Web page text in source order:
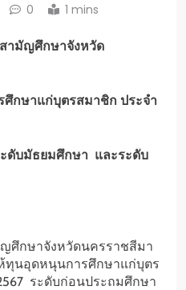
0 1 mins
ามัญศึกษาจังหวัด
กษาแก่บุตรสมาชิก ประจำ
ดับมัธยมศึกษา และระดับ
ศึกษาจังหวัดนครราชสีมา
ทุนอุดหนุนการศึกษาแก่บุตร
ระดับก่อนประถมศึกษา